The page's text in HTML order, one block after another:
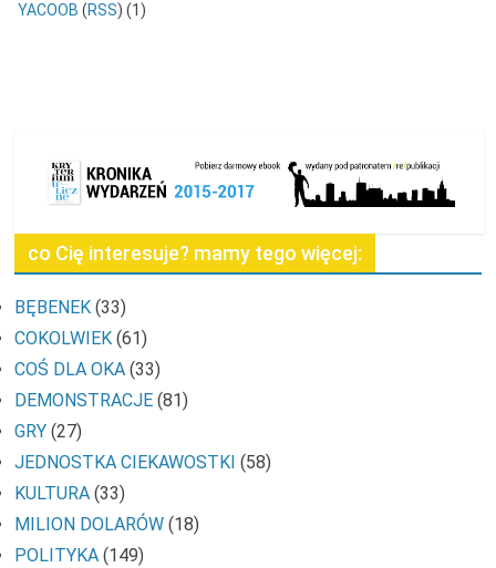
YACOOB (RSS) (1)
co Cię interesuje? mamy tego więcej:
BĘBENEK (33)
COKOLWIEK (61)
COŚ DLA OKA (33)
DEMONSTRACJE (81)
GRY (27)
JEDNOSTKA CIEKAWOSTKI (58)
KULTURA (33)
MILION DOLARÓW (18)
POLITYKA (149)